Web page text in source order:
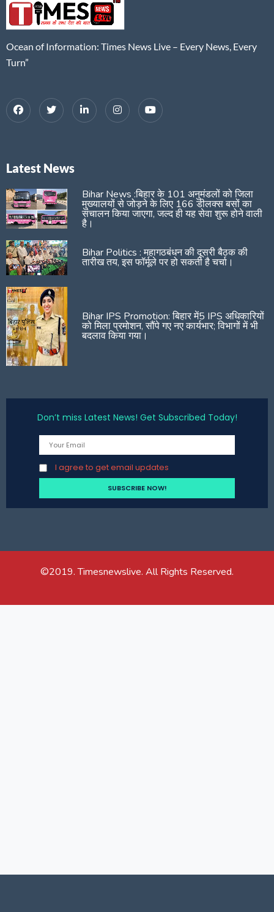
Ocean of Information: Times News Live – Every News, Every
Turn”
Latest News
Bihar News :बिहार के 101 अनुमंडलों को जिला
मुख्यालयों से जोड़ने के लिए 166 डीलक्स बसों का
संचालन किया जाएगा, जल्द ही यह सेवा शुरू होने वाली
है।
Bihar Politics : महागठबंधन की दूसरी बैठक की
तारीख तय, इस फॉर्मूले पर हो सकती है चर्चा।
Bihar IPS Promotion: बिहार में5 IPS अधिकारियों
को मिला प्रमोशन, सौंपे गए नए कार्यभार; विभागों में भी
बदलाव किया गया।
Don’t miss Latest News! Get Subscribed Today!
I agree to get email updates
©2019. Timesnewslive. All Rights Reserved.